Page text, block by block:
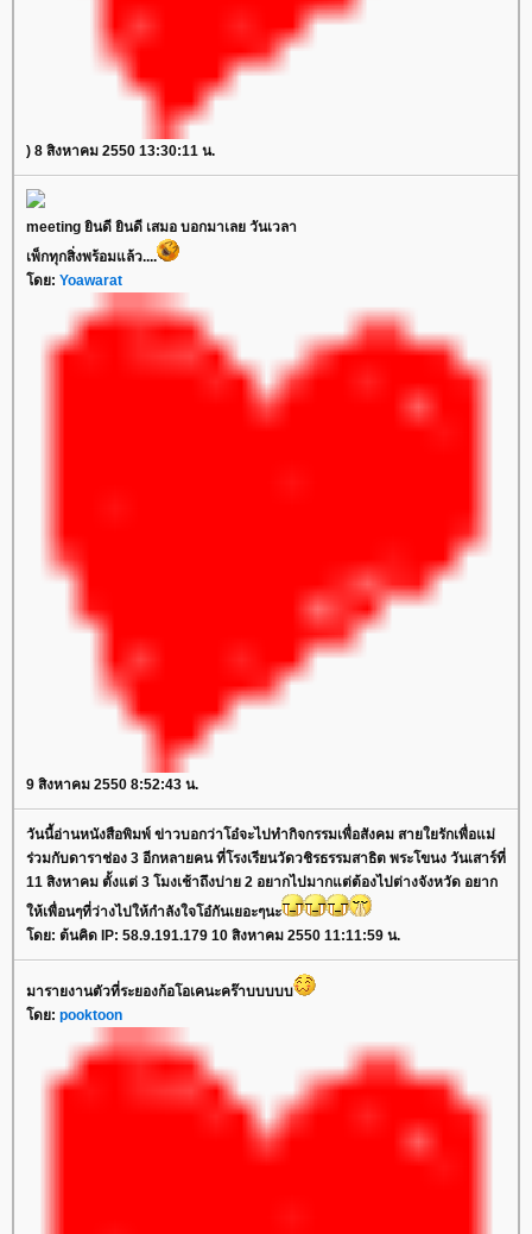
) 8 สิงหาคม 2550 13:30:11 น.
meeting ยินดี ยินดี เสมอ บอกมาเลย วันเวลา
เพ็กทุกสิ่งพร้อมแล้ว....
ดย: Yoawarat
9 สิงหาคม 2550 8:52:43 น.
วันนี้อ่านหนังสือพิมพ์ ข่าวบอกว่าโอ๋จะไปทำกิจกรรมเพื่อสังคม สายใยรักเพื่อแม่
ร่วมกับดาราช่อง 3 อีกหลายคน ที่โรงเรียนวัดวชิรธรรมสาธิต พระโขนง วันเสาร์ที่
11 สิงหาคม ตั้งแต่ 3 โมงเช้าถึงบ่าย 2 อยากไปมากแต่ต้องไปต่างจังหวัด อยาก
ห้เพื่อนๆที่ว่างไปให้กำลังใจโอ๋กันเยอะๆนะ
ดย: ต้นคิด IP: 58.9.191.179 10 สิงหาคม 2550 11:11:59 น.
มารายงานตัวที่ระยองก้อโอเคนะคร๊าบบบบบ
ดย: pooktoon